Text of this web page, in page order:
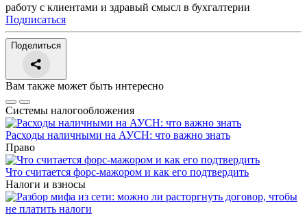
работу с клиентами и здравый смысл в бухгалтерии
Подписаться
Поделиться
Вам также может быть интересно
Системы налогообложения
Расходы наличными на АУСН: что важно знать
Право
Что считается форс-мажором и как его подтвердить
Налоги и взносы